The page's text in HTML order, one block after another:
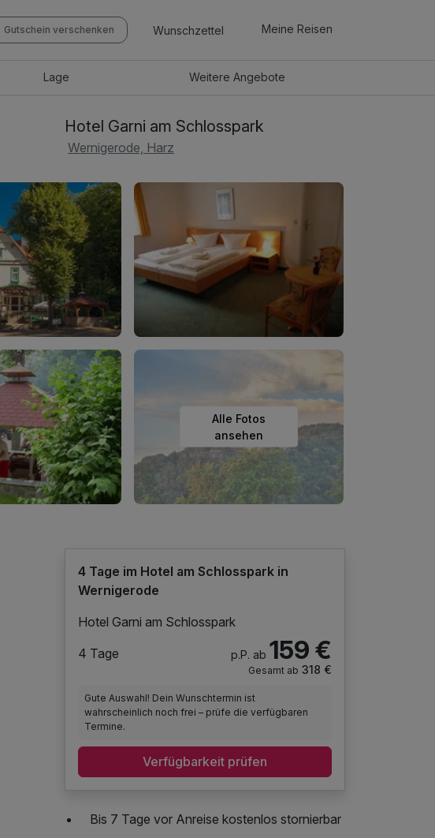
Gutschein verschenken Wunschzettel Meine Reisen
Lage WeitereAngebote
Hotel Garni am Schlosspark
Wernigerode, Harz
Alle Fotos
ansehen
4 Tage im Hotel am Schlosspark in
Wernigerode
Hotel Garni am Schlosspark
4 Tage
p.P. ab 159 €
Gesamt ab 318 €
Gute Auswahl! Dein Wunschtermin ist
wahrscheinlich noch frei – prüfe die verfügbaren
Termine.
Verfügbarkeit prüfen
Bis 7 Tage vor Anreise kostenlos stornierbar